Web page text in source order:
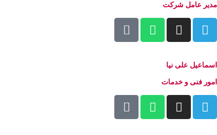
مدیر عامل شرکت
اسماعیل علی نیا
امور فنی و خدمات